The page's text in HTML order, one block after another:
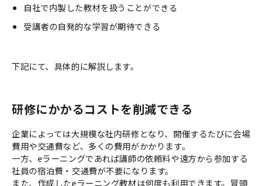
自社で内製した教材を扱うことができる
受講者の自発的な学習が期待できる
下記にて、具体的に解説します。
研修にかかるコストを削減できる
企業によっては大規模な社内研修となり、開催するたびに会場
費用や交通費など、多くの費用がかかります。
一方、eラーニングであれば講師の依頼料や遠方から参加する
社員の宿泊費・交通費が不要になります。
また、作成したeラーニング教材は何度も利用できます。冒頭